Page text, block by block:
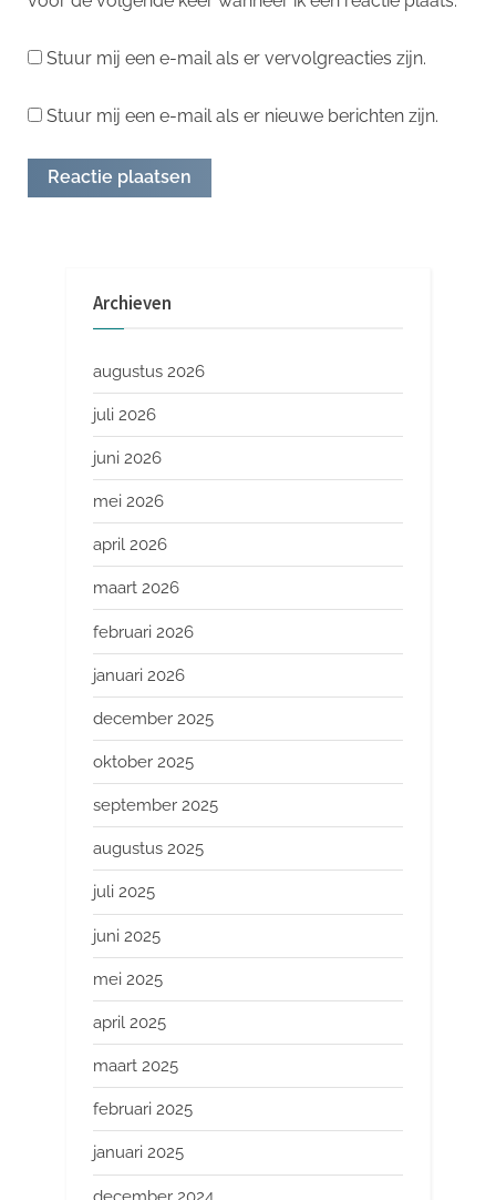
Stuur mij een e-mail als er vervolgreacties zijn.
Stuur mij een e-mail als er nieuwe berichten zijn.
Archieven
augustus 2026
juli 2026
juni 2026
mei 2026
april 2026
maart 2026
februari 2026
januari 2026
december 2025
oktober 2025
september 2025
augustus 2025
juli 2025
juni 2025
mei 2025
april 2025
maart 2025
februari 2025
januari 2025